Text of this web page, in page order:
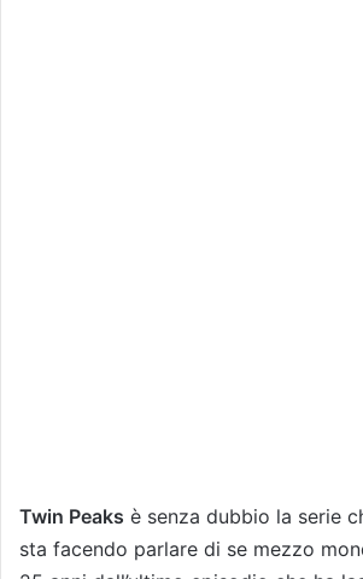
Twin Peaks è senza dubbio la serie
sta facendo parlare di se mezzo